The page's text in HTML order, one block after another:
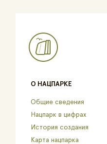
О НАЦПАРКЕ
Общие сведения
Нацпарк в цифрах
История создания
Карта нацпарка